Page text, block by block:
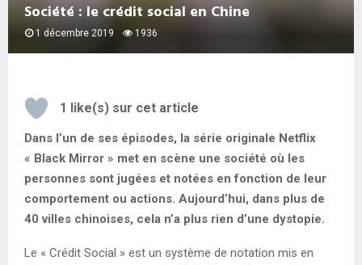
Société : le crédit social en Chine
1 décembre 2019 1936
1 like(s) sur cet article
Dans l’un de ses épisodes, la série originale Netflix
« Black Mirror » met en scène une société où les
personnes sont jugées et notées en fonction de leur
comportement ou actions. Aujourd’hui, dans plus de
40 villes chinoises, cela n’a plus rien d’une dystopie.
Le « Crédit Social » est un système de notation mis en